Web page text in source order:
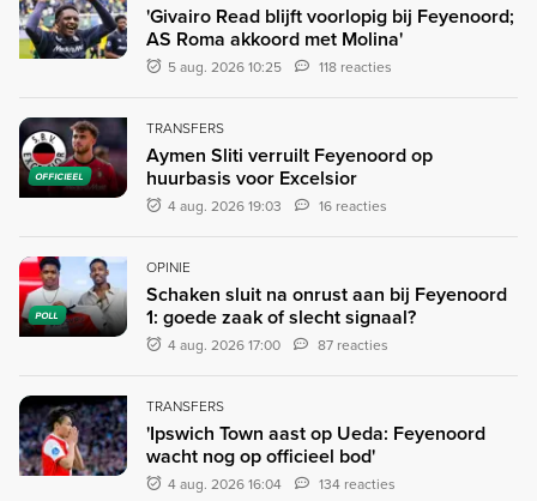
'Givairo Read blijft voorlopig bij Feyenoord;
AS Roma akkoord met Molina'
5 aug. 2026 10:25 118 reacties
OFFICIEEL
TRANSFERS
Aymen Sliti verruilt Feyenoord op
huurbasis voor Excelsior
4 aug. 2026 19:03 16 reacties
POLL
OPINIE
Schaken sluit na onrust aan bij Feyenoord
1: goede zaak of slecht signaal?
4 aug. 2026 17:00 87 reacties
TRANSFERS
'Ipswich Town aast op Ueda: Feyenoord
wacht nog op officieel bod'
4 aug. 2026 16:04 134 reacties